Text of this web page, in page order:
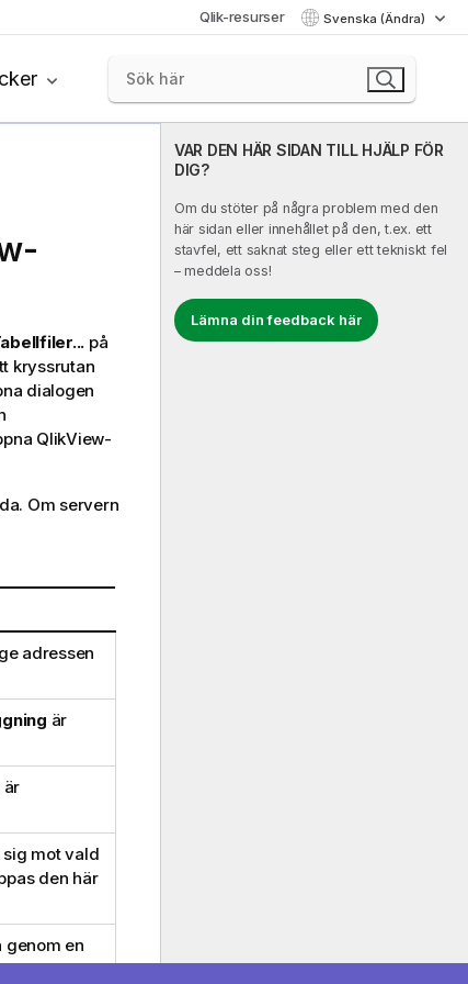
Qlik-resurser Svenska (Ändra)
VAR DEN HÄR SIDAN TILL HJÄLP FÖR
DIG?
Om du stöter på några problem med den
här sidan eller innehållet på den, t.ex. ett
stavfel, ett saknat steg eller ett tekniskt fel
– meddela oss!
Lämna din feedback här
på
kryssrutan
dialogen
QlikView-
Om servern
adressen
är
är
sig mot vald
den här
genom en